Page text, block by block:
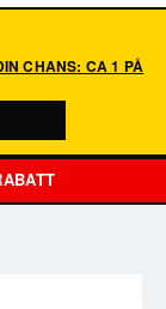
CHANS: CA 1 PÅ